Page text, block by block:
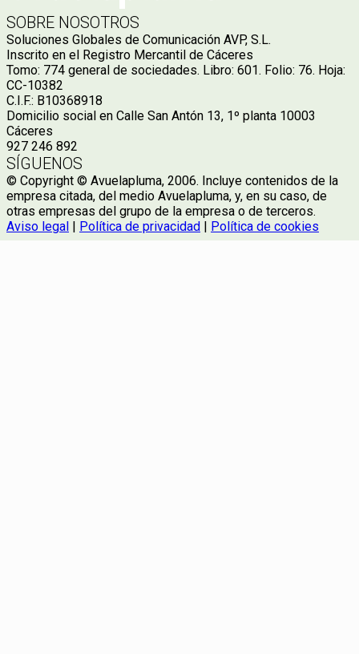
SOBRE NOSOTROS
Soluciones Globales de Comunicación AVP, S.L.
Inscrito en el Registro Mercantil de Cáceres
Tomo: 774 general de sociedades. Libro: 601. Folio: 76. Hoja:
CC-10382
C.I.F.: B10368918
Domicilio social en Calle San Antón 13, 1º planta 10003
Cáceres
927 246 892
SÍGUENOS
© Copyright © Avuelapluma, 2006. Incluye contenidos de la
empresa citada, del medio Avuelapluma, y, en su caso, de
otras empresas del grupo de la empresa o de terceros.
Aviso legal | Política de privacidad | Política de cookies